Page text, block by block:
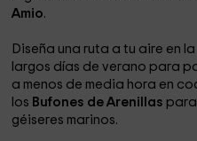
Amio.
Diseña una ruta a tu aire en
largos días de verano para
a menos de media hora en
los Bufones de Arenillas
géiseres marinos.